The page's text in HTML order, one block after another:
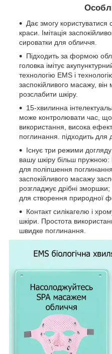
Дає змогу користуватися
краси. Імітація
сироватки для обличчя.
Підходить за формою
головка імітує
технологію EMS і
заспокійливого масажу, він
розслабити шкіру.
15-хвилинна
може контролювати час,
використання, висока
поглинання. підходить для
Існує три режими
вашу шкіру більш
для поліпшення
заспокійливого масажу
розгладжує дрібні
для створення природної
Контакт силікагелю і
шкіри. Простота
швидке поглинання.